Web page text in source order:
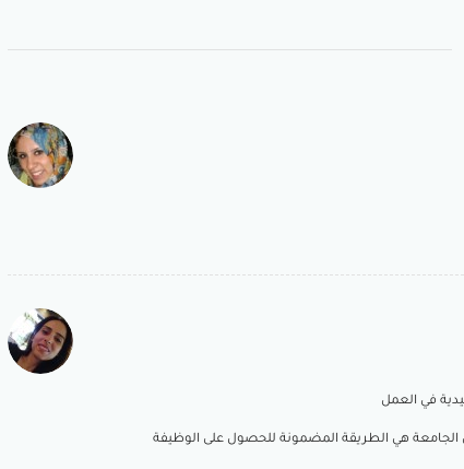
في العمل
الجامعة هي الطريقة المضمونة للحصول على الوظيفة